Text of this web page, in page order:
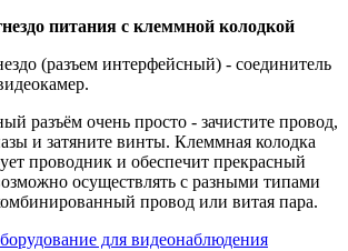
питания с клеммной колодкой
(разъем интерфейсный) - соединитель
разъём очень просто - зачистите провод,
и затяните винты. Клеммная колодка
проводник и обеспечит прекрасный
осуществлять с разными типами
провод или витая пара.
для видеонаблюдения